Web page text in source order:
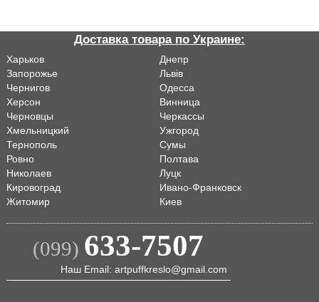
Доставка товара по Украине:
Харьков
Днепр
Запорожье
Львiв
Чернигов
Одесса
Херсон
Винница
Черновцы
Черкассы
Хмельницкий
Ужгород
Тернополь
Сумы
Ровно
Полтава
Николаев
Луцк
Кировоград
Ивано-Франковск
Житомир
Киев
(099) 633-7507
Наш Email: artpuffkreslo@gmail.com